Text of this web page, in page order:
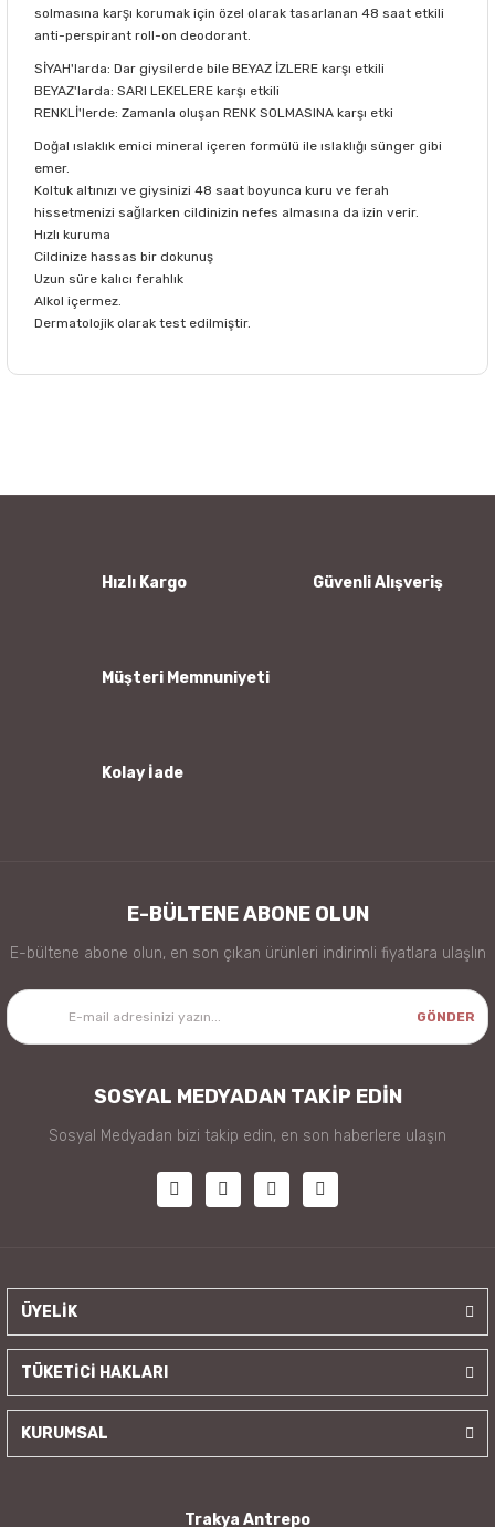
solmasına karşı korumak için özel olarak tasarlanan 48 saat etkili
anti-perspirant roll-on deodorant.
SİYAH'larda: Dar giysilerde bile BEYAZ İZLERE karşı etkili
BEYAZ'larda: SARI LEKELERE karşı etkili
RENKLİ'lerde: Zamanla oluşan RENK SOLMASINA karşı etki
Doğal ıslaklık emici mineral içeren formülü ile ıslaklığı sünger gibi
emer.
Koltuk altınızı ve giysinizi 48 saat boyunca kuru ve ferah
hissetmenizi sağlarken cildinizin nefes almasına da izin verir.
Hızlı kuruma
Cildinize hassas bir dokunuş
Uzun süre kalıcı ferahlık
Alkol içermez.
Dermatolojik olarak test edilmiştir.
Ürün bilgilerinde hatalar bulunuyor.
Hızlı Kargo Güvenli Alışveriş
Müşteri Memnuniyeti
Kolay İade
E-BÜLTENE ABONE OLUN
E-bültene abone olun, en son çıkan ürünleri indirimli fiyatlara ulaşlın
GÖNDER
SOSYAL MEDYADAN TAKİP EDİN
Sosyal Medyadan bizi takip edin, en son haberlere ulaşın
ÜYELİK
TÜKETİCİ HAKLARI
KURUMSAL
Trakya Antrepo